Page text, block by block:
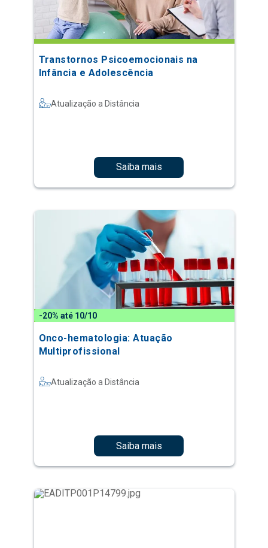
Transtornos Psicoemocionais na
Infância e Adolescência
Atualização a Distância
Saiba mais
-20% até 10/10
Onco-hematologia: Atuação
Multiprofissional
Atualização a Distância
Saiba mais